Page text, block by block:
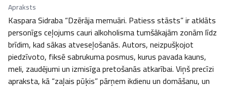
Apraksts
Kaspara Sidraba “Dzērāja memuāri. Patiess stāsts” ir atklāts
personīgs ceļojums cauri alkoholisma tumšākajām zonām līdz
brīdim, kad sākas atveseļošanās. Autors, neizpušķojot
piedzīvoto, fiksē sabrukuma posmus, kurus pavada kauns,
meli, zaudējumi un izmisīga pretošanās atkarībai. Viņš precīzi
apraksta, kā “zaļais pūķis” pārņem ikdienu un domāšanu, un